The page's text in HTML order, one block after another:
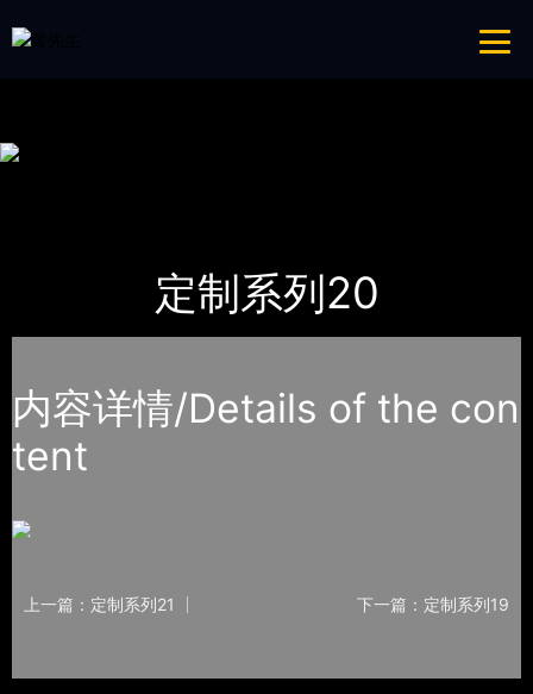
导航
网站地图
定制系列20
内容详情/Details of the con
tent
上一篇：定制系列21 下一篇：定制系列19